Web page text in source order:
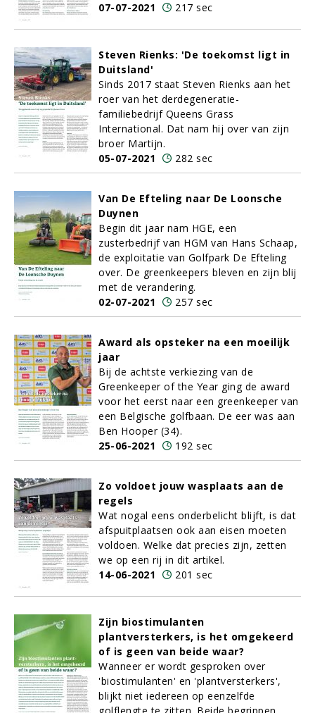
07-07-2021
217 sec
Steven Rienks: 'De toekomst ligt in
Duitsland'
Sinds 2017 staat Steven Rienks aan het
roer van het derdegeneratie-
familiebedrijf Queens Grass
International. Dat nam hij over van zijn
broer Martijn.
05-07-2021
282 sec
Van De Efteling naar De Loonsche
Duynen
Begin dit jaar nam HGE, een
zusterbedrijf van HGM van Hans Schaap,
de exploitatie van Golfpark De Efteling
over. De greenkeepers bleven en zijn blij
met de verandering.
02-07-2021
257 sec
Award als opsteker na een moeilijk
jaar
Bij de achtste verkiezing van de
Greenkeeper of the Year ging de award
voor het eerst naar een greenkeeper van
een Belgische golfbaan. De eer was aan
Ben Hooper (34).
25-06-2021
192 sec
Zo voldoet jouw wasplaats aan de
regels
Wat nogal eens onderbelicht blijft, is dat
afspuitplaatsen ook aan eisen moeten
voldoen. Welke dat precies zijn, zetten
we op een rij in dit artikel.
14-06-2021
201 sec
Zijn biostimulanten
plantversterkers, is het omgekeerd
of is geen van beide waar?
Wanneer er wordt gesproken over
'biostimulanten' en 'plantversterkers',
blijkt niet iedereen op eenzelfde